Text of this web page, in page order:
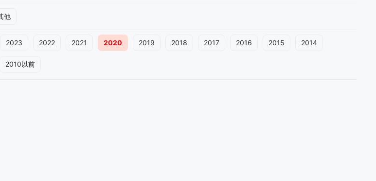
他
2023 2022 2021 2020 2019 2018 2017 2016 2015 2014
2010以前